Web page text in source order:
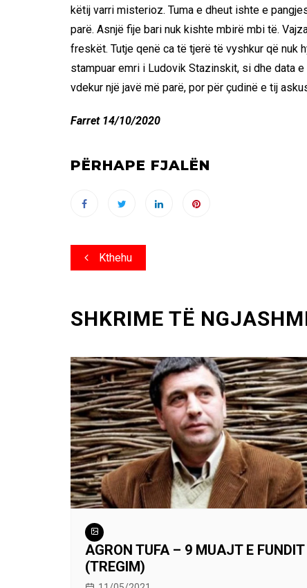
këtij varri misterioz. Tuma e dheut ishte e
parë. Asnjë fije bari nuk kishte mbirë mbi të.
freskët. Tutje qenë ca të tjerë të vyshkur që nuk
stampuar emri i Ludovik Stazinskit, si dhe data
vdekur një javë më parë, por për çudinë e tij
Farret 14/10/2020
PËRHAPE FJALËN
Post
Kthehu
SHKRIME TË
AGRON TUFA – 9 MUAJT E FUNDIT
(TREGIM)